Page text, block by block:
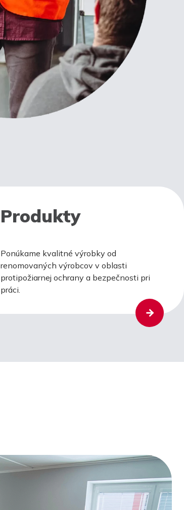
Produkty
Ponúkame kvalitné výrobky od
renomovaných výrobcov v oblasti
protipožiarnej ochrany a bezpečnosti pri
práci.